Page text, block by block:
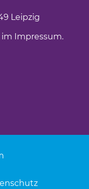
Leipzig
im Impressum.
Tab)
einen neuen Tab)